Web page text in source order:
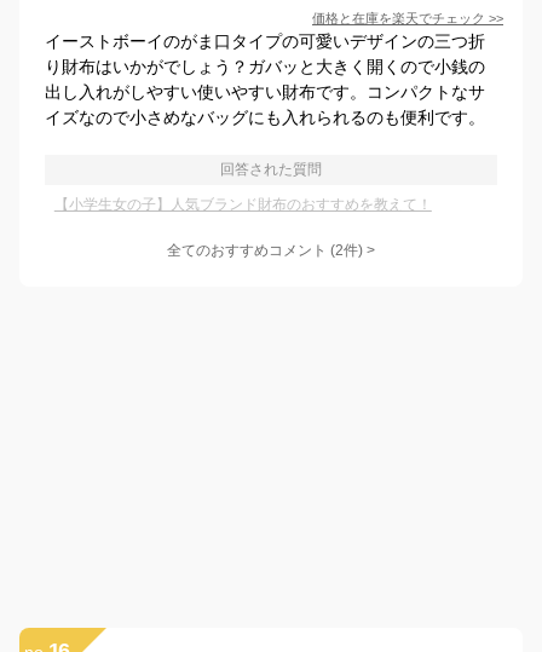
価格と在庫を楽天でチェック >>
イーストボーイのがま口タイプの可愛いデザインの三つ折
り財布はいかがでしょう？ガバッと大きく開くので小銭の
出し入れがしやすい使いやすい財布です。コンパクトなサ
イズなので小さめなバッグにも入れられるのも便利です。
回答された質問
【小学生女の子】人気ブランド財布のおすすめを教えて！
全てのおすすめコメント (2件) >